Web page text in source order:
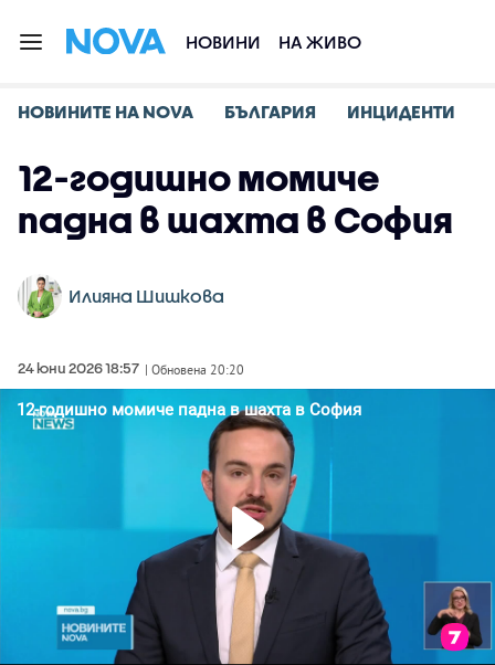
НОВИНИ НА ЖИВО
НОВИНИТЕ НА NOVA БЪЛГАРИЯ ИНЦИДЕНТИ
12-годишно момиче
падна в шахта в София
Илияна Шишкова
24 юни 2026 18:57 | Обновена 20:20